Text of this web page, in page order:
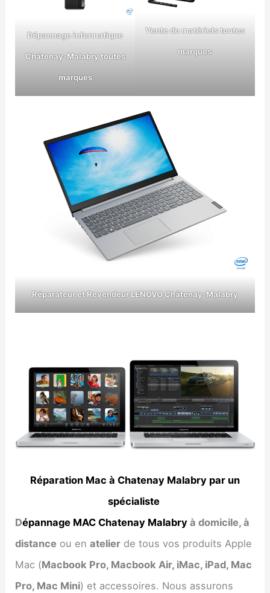
Dépannage informatique
Châtenay-Malabry toutes
marques
Vente de matériels toutes
marques
Réparateur et Revendeur LENOVO Châtenay-Malabry
Réparation Mac à Chatenay Malabry par un
spécialiste
Dépannage MAC Chatenay Malabry à domicile, à
distance ou enatelier de tous vos produits Apple
Mac (Macbook Pro, Macbook Air, iMac, iPad, Mac
Pro, Mac Mini) et accessoires. Nous assurons